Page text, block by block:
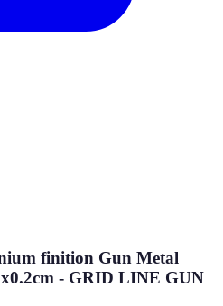
finition Gun Metal
- GRID LINE GUN